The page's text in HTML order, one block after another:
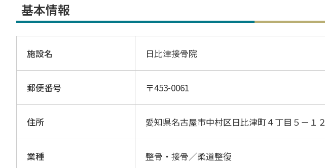
基本情報
施設名 日比津接骨院
郵便番号 〒453-0061
住所 愛知県名古屋市中村区日比津町４丁目５－１２
業種 整骨・接骨／柔道整復